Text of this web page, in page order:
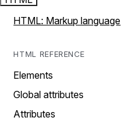
HTML: Markup language
HTML REFERENCE
Elements
Global attributes
Attributes